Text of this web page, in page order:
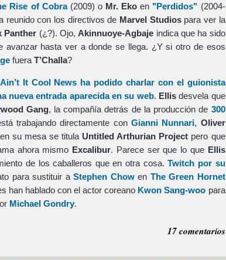
Rise of Cobra(2009) o Mr. Eko en "Perdidos" (2004-
reunido con los directivos de Marvel Studiospara ver la
Panther (¿?). Ojo,Akinnuoye-Agbaje indica que ha sido
avanzar hasta ver a donde se llega. ¿Y si otro de esos
fuera T’Challa?
Ain’t It Cool News ha podido charlar con el guionista
nueva entrada aparecida en su web. Ellisdesvela que
Gang, la compañía detrás de la producción de 300
trabajando directamente conGianni Nunnari, Oliver
su mesa se titula Untitled Arthurian Project pero que
ahora mismo Excalibur. Parece ser que lo que Ellis
de los caballeros que en otra cosa.Twitch por su
para sustituir aStephen Chowen The Green Hornet
han hablado con el actor coreano Kwon Sang-woo para
Michael Gondry.
17 comentarios